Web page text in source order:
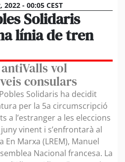
2022 - 00:05 CEST
Solidaris
línia de tren
vol
consulars
Solidaris ha decidit
per la 5a circumscripció
a l’estranger a les eleccions
vinent i s’enfrontarà al
En Marxa (LREM), Manuel
Nacional francesa. La